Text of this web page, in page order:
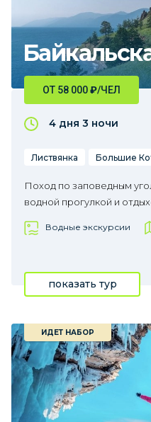
ОТ 58 000₽/ЧЕЛ
4 дня 3 ночи
Листвянка Большие
Поход по заповедным
водной прогулкой и
Водные экскурсии
показать тур
ИДЕТ НАБОР